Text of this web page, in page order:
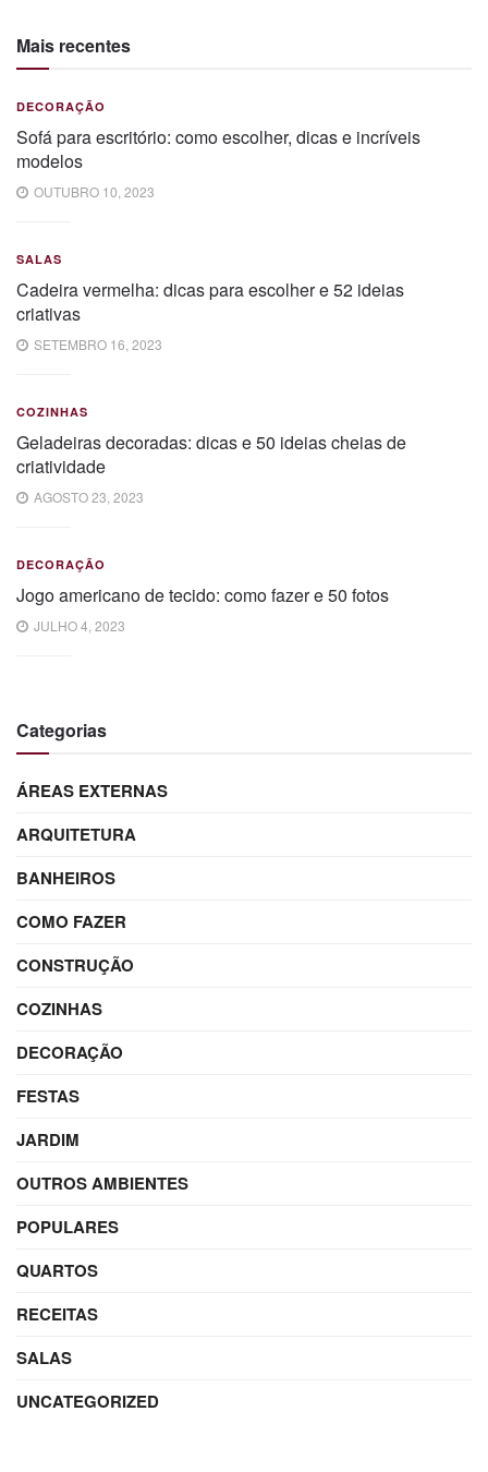
Mais recentes
DECORAÇÃO
Sofá para escritório: como escolher, dicas e incríveis
modelos
OUTUBRO 10, 2023
SALAS
Cadeira vermelha: dicas para escolher e 52 ideias
criativas
SETEMBRO 16, 2023
COZINHAS
Geladeiras decoradas: dicas e 50 ideias cheias de
criatividade
AGOSTO 23, 2023
DECORAÇÃO
Jogo americano de tecido: como fazer e 50 fotos
JULHO 4, 2023
Categorias
ÁREAS EXTERNAS
ARQUITETURA
BANHEIROS
COMO FAZER
CONSTRUÇÃO
COZINHAS
DECORAÇÃO
FESTAS
JARDIM
OUTROS AMBIENTES
POPULARES
QUARTOS
RECEITAS
SALAS
UNCATEGORIZED